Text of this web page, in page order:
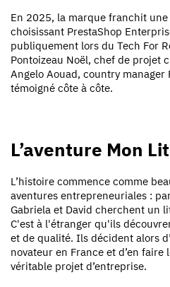
En 2025, la marque franchit
choisissant PrestaShop
publiquement lors du Tech For
Pontoizeau Noël, chef de projet
Angelo Aouad, country manager
témoigné côte à côte.
L’aventure Mon
L’histoire commence comme
aventures entrepreneuriales :
Gabriela et David cherchent un
C'est à l'étranger qu'ils
et de qualité. Ils décident alors
novateur en France et d’en faire
véritable projet d’entreprise.